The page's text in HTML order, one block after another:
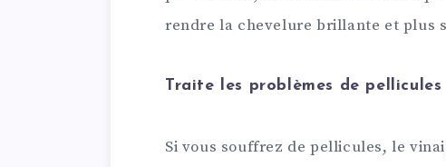
rendre la chevelure brillante et plus
Traite les problèmes de pellicules
Si vous souffrez de pellicules, le